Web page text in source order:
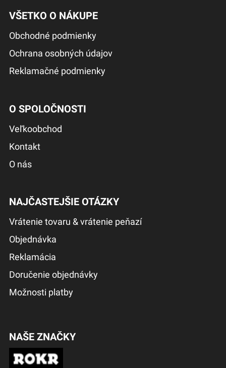
VŠETKO O NÁKUPE
Obchodné podmienky
Ochrana osobných údajov
Reklamačné podmienky
O SPOLOČNOSTI
Veľkoobchod
Kontakt
O nás
NAJČASTEJŠIE OTÁZKY
Vrátenie tovaru & vrátenie peňazí
Objednávka
Reklamácia
Doručenie objednávky
Možnosti platby
NAŠE ZNAČKY